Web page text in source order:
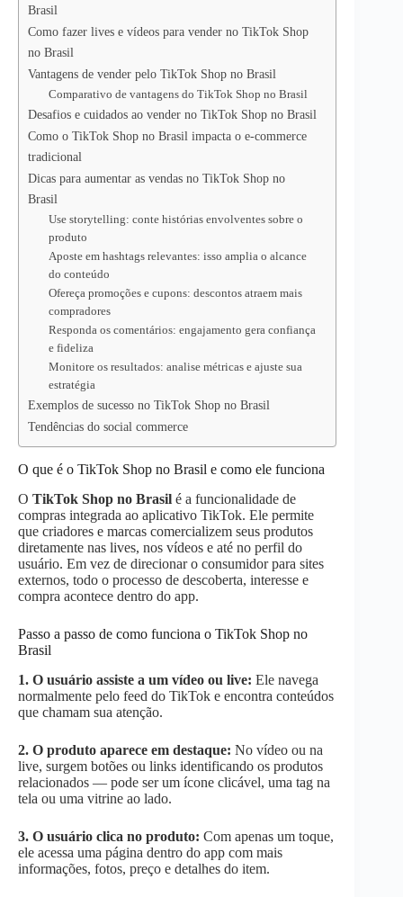
Brasil
Como fazer lives e vídeos para vender no TikTok Shop
no Brasil
Vantagens de vender pelo TikTok Shop no Brasil
Comparativo de vantagens do TikTok Shop no Brasil
Desafios e cuidados ao vender no TikTok Shop no Brasil
Como o TikTok Shop no Brasil impacta o e-commerce
tradicional
Dicas para aumentar as vendas no TikTok Shop no
Brasil
Use storytelling: conte histórias envolventes sobre o
produto
Aposte em hashtags relevantes: isso amplia o alcance
do conteúdo
Ofereça promoções e cupons: descontos atraem mais
compradores
Responda os comentários: engajamento gera confiança
e fideliza
Monitore os resultados: analise métricas e ajuste sua
estratégia
Exemplos de sucesso no TikTok Shop no Brasil
Tendências do social commerce
O que é o TikTok Shop no Brasil e como ele funciona
O TikTok Shop no Brasil é a funcionalidade de
compras integrada ao aplicativo TikTok. Ele permite
que criadores e marcas comercializem seus produtos
diretamente nas lives, nos vídeos e até no perfil do
usuário. Em vez de direcionar o consumidor para sites
externos, todo o processo de descoberta, interesse e
compra acontece dentro do app.
Passo a passo de como funciona o TikTok Shop no
Brasil
1. O usuário assiste a um vídeo ou live: Ele navega
normalmente pelo feed do TikTok e encontra conteúdos
que chamam sua atenção.
2. O produto aparece em destaque: No vídeo ou na
live, surgem botões ou links identificando os produtos
relacionados — pode ser um ícone clicável, uma tag na
tela ou uma vitrine ao lado.
3. O usuário clica no produto: Com apenas um toque,
ele acessa uma página dentro do app com mais
informações, fotos, preço e detalhes do item.